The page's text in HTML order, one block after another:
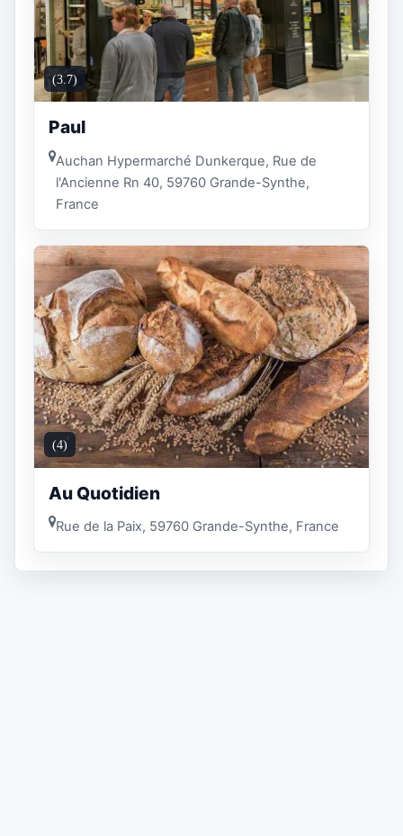
(3.7)
Paul
Auchan Hypermarché Dunkerque, Rue de
l'Ancienne Rn 40, 59760 Grande-Synthe,
France
(4)
Au Quotidien
Rue de la Paix, 59760 Grande-Synthe, France